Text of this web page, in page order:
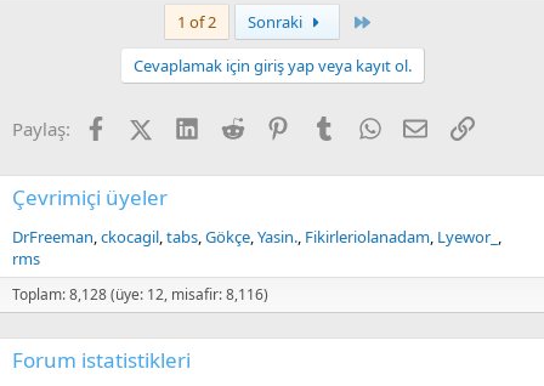
1 of 2 Sonraki
Cevaplamak için giriş yap veya kayıt ol.
Paylaş: FacebookX (Twitter)
LinkedIn
Reddit PinterestTumblrWhatsApp
E-postaLink
Çevrimiçi üyeler
DrFreeman ckocagil tabs Gökçe Yasin. Fikirleriolanadam Lyewor_
rms
Toplam: 8,128 (üye: 12, misafir: 8,116)
Forum istatistikleri